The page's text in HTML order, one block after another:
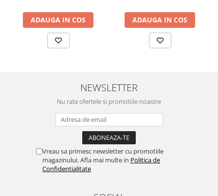
ADAUGA IN COS ADAUGA IN COS
NEWSLETTER
Nu rata ofertele si promotiile noastre
Vreau sa primesc newsletter cu promotiile
magazinului. Afla mai multe in Politica de
Confidentialitate